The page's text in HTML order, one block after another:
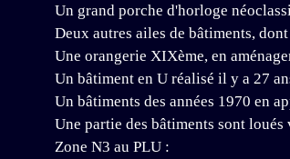
Un grand porche d'horloge
Deux autres ailes de bâtiments,
Une orangerie XIXème, en
Un bâtiment en U réalisé il y a 27
Un bâtiments des années 1970 en
Une partie des bâtiments sont
Zone N3 au PLU :